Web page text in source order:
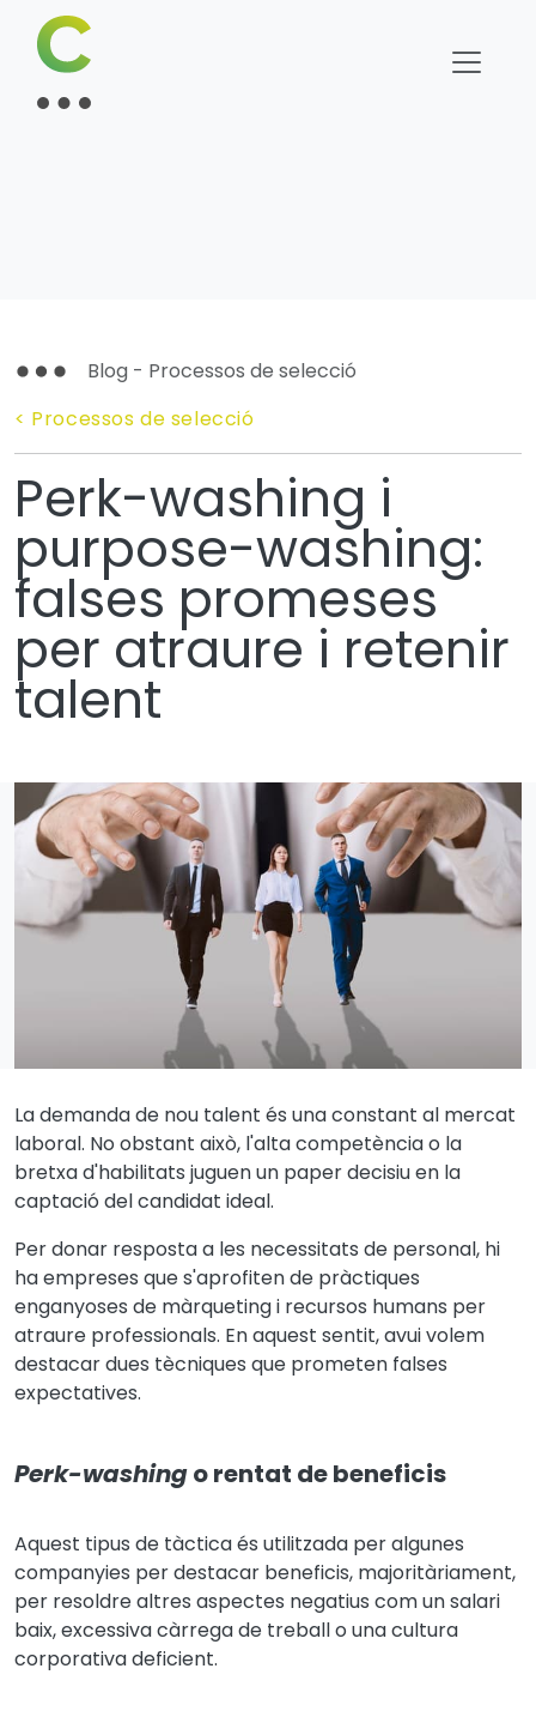
Blog - Processos de selecció
< Processos de selecció
Perk-washing i
purpose-washing:
falses promeses
per atraure i retenir
talent
La demanda de nou talent és una constant al mercat
laboral. No obstant això, l'alta competència o la
bretxa d'habilitats juguen un paper decisiu en la
captació del candidat ideal.
Per donar resposta a les necessitats de personal, hi
ha empreses que s'aprofiten de pràctiques
enganyoses de màrqueting i recursos humans per
atraure professionals. En aquest sentit, avui volem
destacar dues tècniques que prometen falses
expectatives.
Perk-washingo rentat de beneficis
Aquest tipus de tàctica és utilitzada per algunes
companyies per destacar beneficis, majoritàriament,
per resoldre altres aspectes negatius com un salari
baix, excessiva càrrega de treball o una cultura
corporativa deficient.